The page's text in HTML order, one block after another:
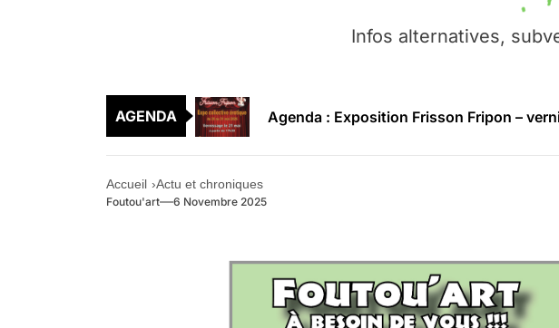
Infos alternatives,
AGENDA
Agenda : Grand Rassemblement contre
Accueil Actu et chroniques
Foutou'art 6 Novembre 2025